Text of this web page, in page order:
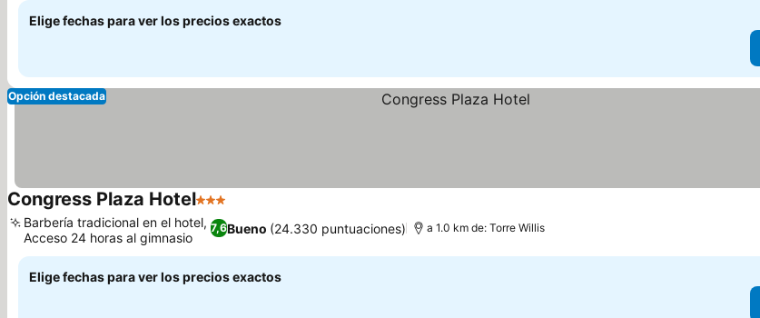
Elige fechas para ver los precios exactos
Opción destacada
Congress Plaza Hotel3 Estrellas
7,6Bueno (24.330 puntuaciones)
Barbería tradicional en el hotel,
Acceso 24 horas al gimnasio
a 1.0 km de: Torre Willis
Elige fechas para ver los precios exactos